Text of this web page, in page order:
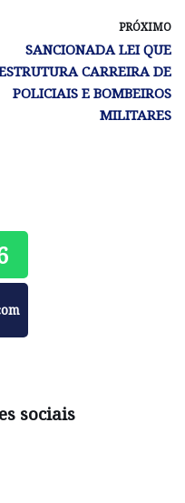
PRÓXIMO
SANCIONADA LEI QUE
CARREIRA DE
POLICIAIS E BOMBEIROS
MILITARES
sociais